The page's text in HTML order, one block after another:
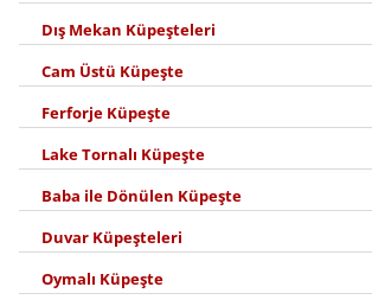
Dış Mekan Küpeşteleri
Cam Üstü Küpeşte
Ferforje Küpeşte
Lake Tornalı Küpeşte
Baba ile Dönülen Küpeşte
Duvar Küpeşteleri
Oymalı Küpeşte